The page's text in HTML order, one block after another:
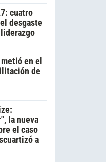
cuatro
desgaste
en el
de
la nueva
el caso
a